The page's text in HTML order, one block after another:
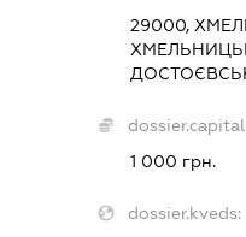
29000,
1 000 грн.
dossier.kveds: